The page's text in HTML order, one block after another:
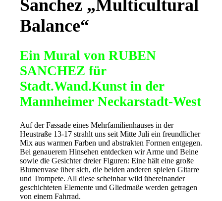
Sanchez „Multicultural
Balance“
Ein Mural von RUBEN
SANCHEZ für
Stadt.Wand.Kunst in der
Mannheimer Neckarstadt-West
Auf der Fassade eines Mehrfamilienhauses in der
Heustraße 13-17 strahlt uns seit Mitte Juli ein freundlicher
Mix aus warmen Farben und abstrakten Formen entgegen.
Bei genauerem Hinsehen entdecken wir Arme und Beine
sowie die Gesichter dreier Figuren: Eine hält eine große
Blumenvase über sich, die beiden anderen spielen Gitarre
und Trompete. All diese scheinbar wild übereinander
geschichteten Elemente und Gliedmaße werden getragen
von einem Fahrrad.